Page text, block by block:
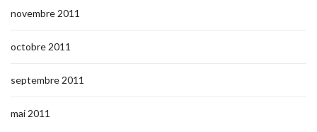
novembre 2011
octobre 2011
septembre 2011
mai 2011